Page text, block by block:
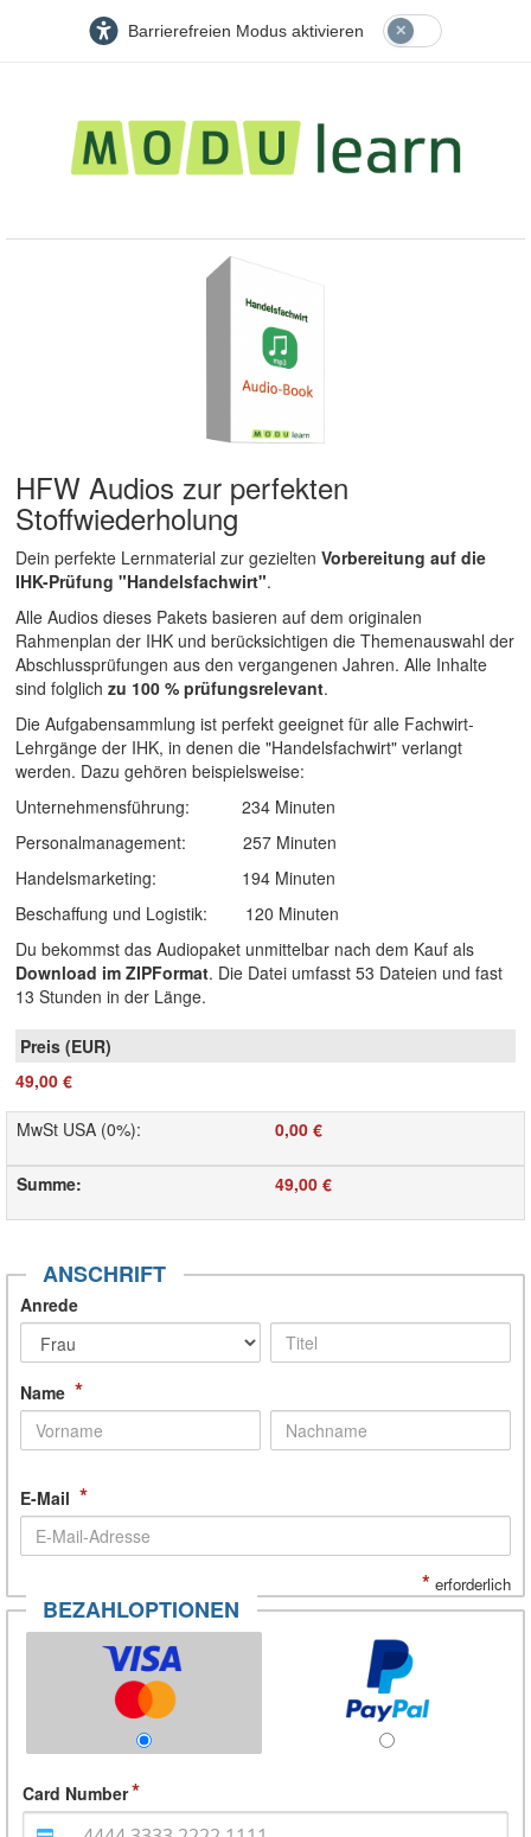
Barrierefreien Modus aktivieren
HFW Audios zur perfekten
Stoffwiederholung
Dein perfekte Lernmaterial zur gezielten Vorbereitung auf die
IHK-Prüfung "Handelsfachwirt".
Alle Audios dieses Pakets basieren auf dem originalen
Rahmenplan der IHK und berücksichtigen die Themenauswahl der
Abschlussprüfungen aus den vergangenen Jahren. Alle Inhalte
sind folglich zu 100 % prüfungsrelevant.
Die Aufgabensammlung ist perfekt geeignet für alle Fachwirt-
Lehrgänge der IHK, in denen die "Handelsfachwirt" verlangt
werden. Dazu gehören beispielsweise:
Unternehmensführung: 234 Minuten
Personalmanagement: 257 Minuten
Handelsmarketing: 194 Minuten
Beschaffung und Logistik: 120 Minuten
Du bekommst das Audiopaket unmittelbar nach dem Kauf als
Download im ZIPFormat. Die Datei umfasst 53 Dateien und fast
13 Stunden in der Länge.
49,00 €
MwSt USA (0%): 0,00 €
Summe: 49,00 €
ANSCHRIFT
Anrede
Name *
E-Mail *
* erforderlich
BEZAHLOPTIONEN
Card Number